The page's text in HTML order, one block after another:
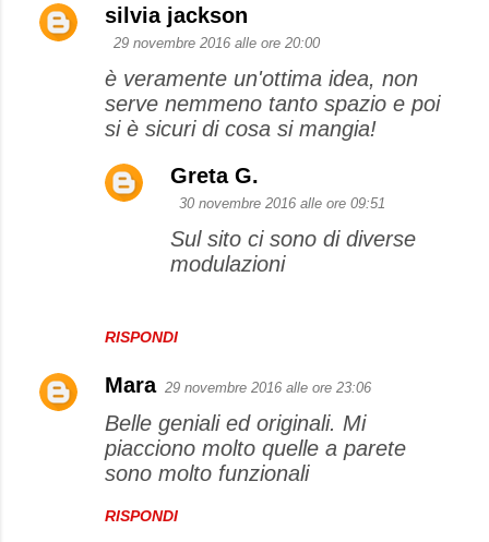
silvia jackson
29 novembre 2016 alle ore 20:00
è veramente un'ottima idea, non
serve nemmeno tanto spazio e poi
si è sicuri di cosa si mangia!
RISPONDI
Greta G.
30 novembre 2016 alle ore 09:51
Sul sito ci sono di diverse
modulazioni
Mara 29 novembre 2016 alle ore 23:06
Belle geniali ed originali. Mi
piacciono molto quelle a parete
sono molto funzionali
RISPONDI